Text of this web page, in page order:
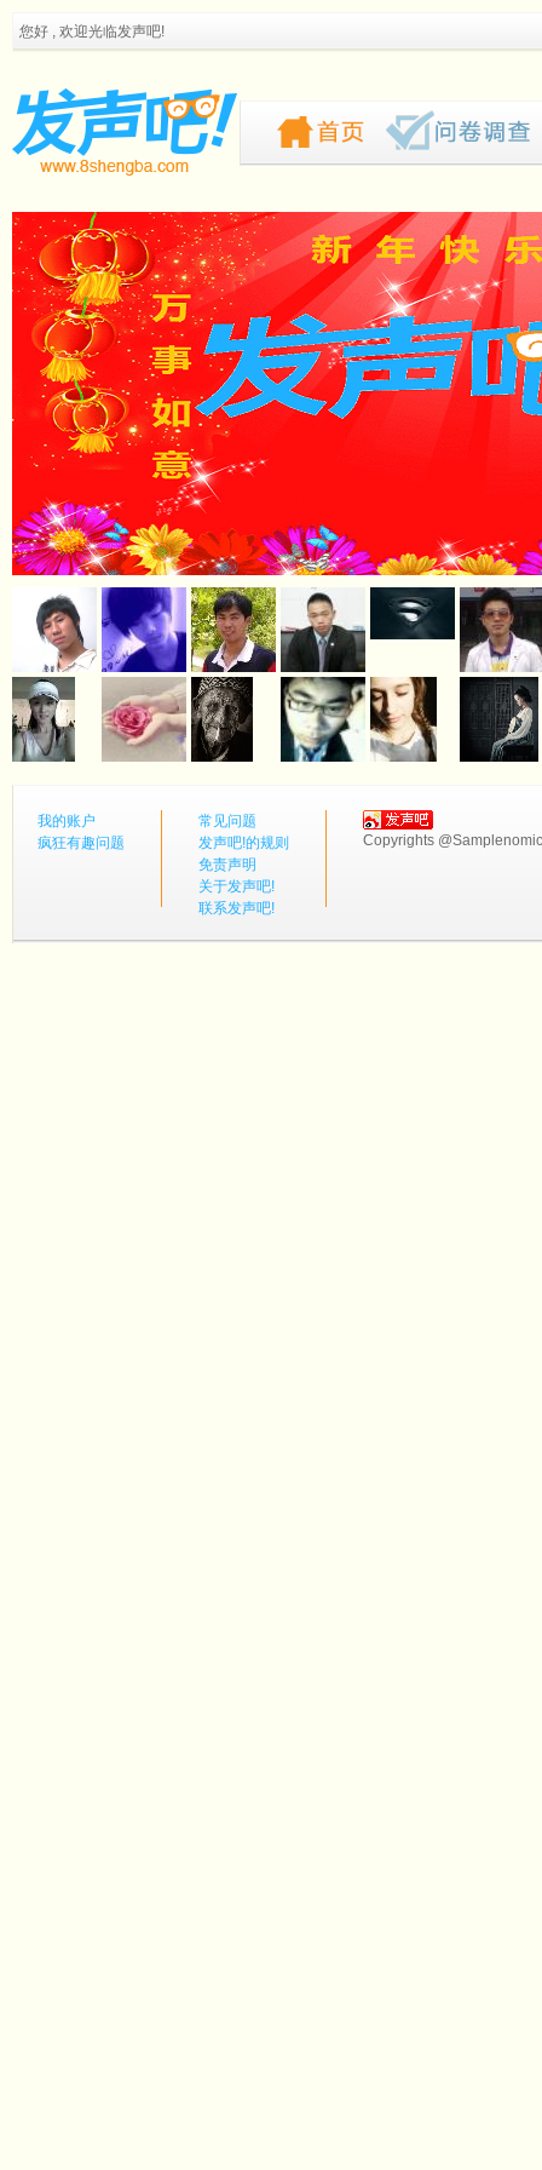
您好 , 欢迎光临发声吧!
我的账户
疯狂有趣问题
常见问题
发声吧!的规则
免责声明
关于发声吧!
联系发声吧!
Copyrights